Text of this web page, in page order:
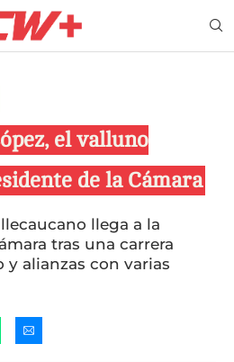
el valluno
de la Cámara
llega a la
tras una carrera
alianzas con varias